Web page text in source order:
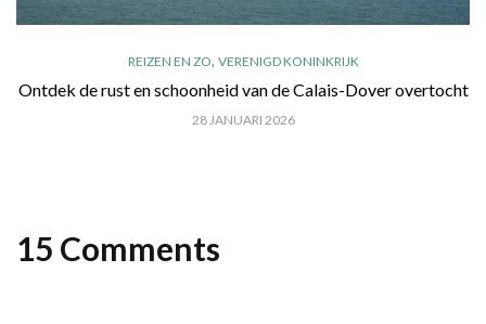
REIZEN EN ZO, VERENIGD KONINKRIJK
Ontdek de rust en schoonheid van de Calais-Dover overtocht
28 JANUARI 2026
15 Comments